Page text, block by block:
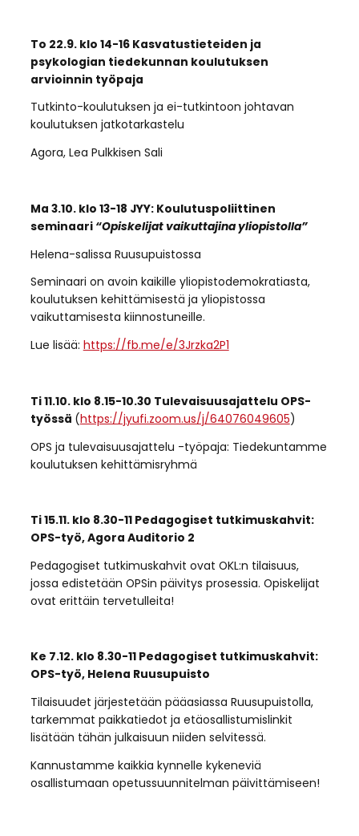
To 22.9. klo 14-16 Kasvatustieteiden ja
psykologian tiedekunnan koulutuksen
arvioinnin työpaja
Tutkinto-koulutuksen ja ei-tutkintoon johtavan
koulutuksen jatkotarkastelu
Agora, Lea Pulkkisen Sali
Ma 3.10. klo 13-18 JYY: Koulutuspoliittinen
seminaari “Opiskelijat vaikuttajina yliopistolla”
Helena-salissa Ruusupuistossa
Seminaari on avoin kaikille yliopistodemokratiasta,
koulutuksen kehittämisestä ja yliopistossa
vaikuttamisesta kiinnostuneille.
Lue lisää: https://fb.me/e/3Jrzka2P1
Ti 11.10. klo 8.15-10.30 Tulevaisuusajattelu OPS-
työssä (https://jyufi.zoom.us/j/64076049605)
OPS ja tulevaisuusajattelu -työpaja: Tiedekuntamme
koulutuksen kehittämisryhmä
Ti 15.11. klo 8.30-11 Pedagogiset tutkimuskahvit:
OPS-työ, Agora Auditorio 2
Pedagogiset tutkimuskahvit ovat OKL:n tilaisuus,
jossa edistetään OPSin päivitys prosessia. Opiskelijat
ovat erittäin tervetulleita!
Ke 7.12. klo 8.30-11 Pedagogiset tutkimuskahvit:
OPS-työ, Helena Ruusupuisto
Tilaisuudet järjestetään pääasiassa Ruusupuistolla,
tarkemmat paikkatiedot ja etäosallistumislinkit
lisätään tähän julkaisuun niiden selvitessä.
Kannustamme kaikkia kynnelle kykeneviä
osallistumaan opetussuunnitelman päivittämiseen!